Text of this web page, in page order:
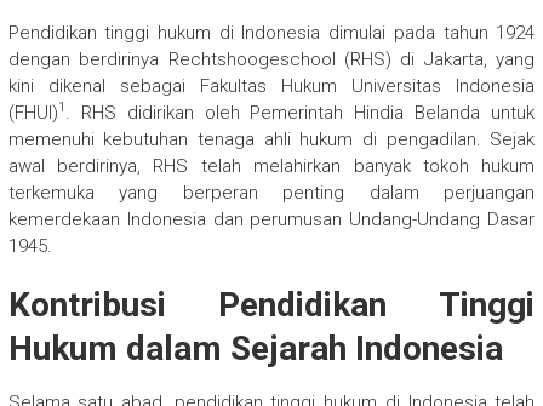
Pendidikan tinggi hukum di Indonesia dimulai pada tahun 1924
dengan berdirinya Rechtshoogeschool (RHS) di Jakarta, yang
kini dikenal sebagai Fakultas Hukum Universitas Indonesia
(FHUI)1 . RHS didirikan oleh Pemerintah Hindia Belanda untuk
memenuhi kebutuhan tenaga ahli hukum di pengadilan. Sejak
awal berdirinya, RHS telah melahirkan banyak tokoh hukum
terkemuka yang berperan penting dalam perjuangan
kemerdekaan Indonesia dan perumusan Undang-Undang Dasar
1945.
Kontribusi Pendidikan Tinggi
Hukum dalam Sejarah Indonesia